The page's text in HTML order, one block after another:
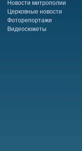
Новости митрополии
Церковные новости
Фоторепортажи
Видеосюжеты